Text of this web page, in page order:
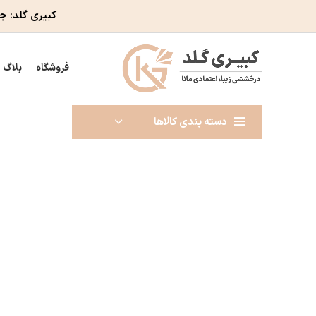
کبیری گلد:
فروشگاه بلاگ
دسته بندی کالاها